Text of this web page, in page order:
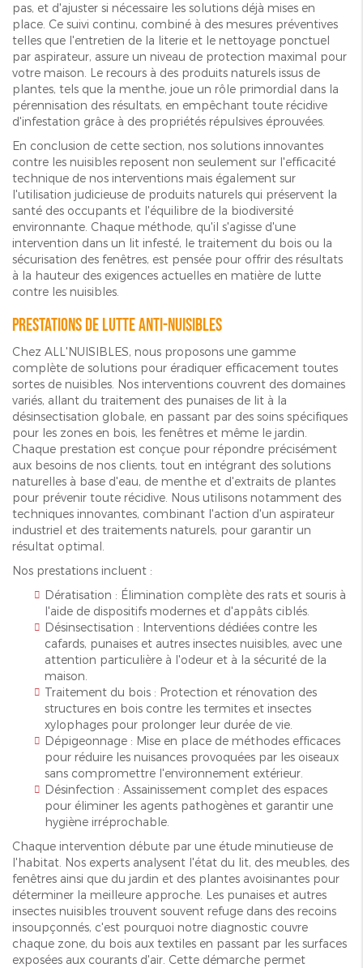
pas, et d'ajuster si nécessaire les solutions déjà mises en
place. Ce suivi continu, combiné à des mesures préventives
telles que l'entretien de la literie et le nettoyage ponctuel
par aspirateur, assure un niveau de protection maximal pour
votre maison. Le recours à des produits naturels issus de
plantes, tels que la menthe, joue un rôle primordial dans la
pérennisation des résultats, en empêchant toute récidive
d'infestation grâce à des propriétés répulsives éprouvées.
En conclusion de cette section, nos solutions innovantes
contre les nuisibles reposent non seulement sur l'efficacité
technique de nos interventions mais également sur
l'utilisation judicieuse de produits naturels qui préservent la
santé des occupants et l'équilibre de la biodiversité
environnante. Chaque méthode, qu'il s'agisse d'une
intervention dans un lit infesté, le traitement du bois ou la
sécurisation des fenêtres, est pensée pour offrir des résultats
à la hauteur des exigences actuelles en matière de lutte
contre les nuisibles.
Prestations de lutte anti-nuisibles
Chez ALL'NUISIBLES, nous proposons une gamme
complète de solutions pour éradiquer efficacement toutes
sortes de nuisibles. Nos interventions couvrent des domaines
variés, allant du traitement des punaises de lit à la
désinsectisation globale, en passant par des soins spécifiques
pour les zones en bois, les fenêtres et même le jardin.
Chaque prestation est conçue pour répondre précisément
aux besoins de nos clients, tout en intégrant des solutions
naturelles à base d'eau, de menthe et d'extraits de plantes
pour prévenir toute récidive. Nous utilisons notamment des
techniques innovantes, combinant l'action d'un aspirateur
industriel et des traitements naturels, pour garantir un
résultat optimal.
Nos prestations incluent :
Dératisation : Élimination complète des rats et souris à
l'aide de dispositifs modernes et d'appâts ciblés.
Désinsectisation : Interventions dédiées contre les
cafards, punaises et autres insectes nuisibles, avec une
attention particulière à l'odeur et à la sécurité de la
maison.
Traitement du bois : Protection et rénovation des
structures en bois contre les termites et insectes
xylophages pour prolonger leur durée de vie.
Dépigeonnage : Mise en place de méthodes efficaces
pour réduire les nuisances provoquées par les oiseaux
sans compromettre l'environnement extérieur.
Désinfection : Assainissement complet des espaces
pour éliminer les agents pathogènes et garantir une
hygiène irréprochable.
Chaque intervention débute par une étude minutieuse de
l'habitat. Nos experts analysent l'état du lit, des meubles, des
fenêtres ainsi que du jardin et des plantes avoisinantes pour
déterminer la meilleure approche. Les punaises et autres
insectes nuisibles trouvent souvent refuge dans des recoins
insoupçonnés, c'est pourquoi notre diagnostic couvre
chaque zone, du bois aux textiles en passant par les surfaces
exposées aux courants d'air. Cette démarche permet